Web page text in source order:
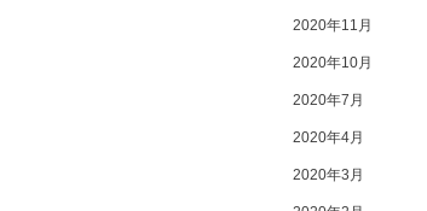
2020年11月
2020年10月
2020年7月
2020年4月
2020年3月